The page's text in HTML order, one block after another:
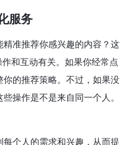
服务
准推荐你感兴趣的内容？这
和互动有关。如果你经常点
的推荐策略。不过，如果没
操作是不是来自同一个人。
个人的需求和兴趣，从而提